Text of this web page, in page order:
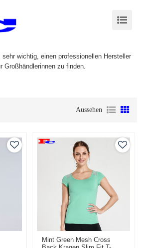
sehr wichtig, einen professionellen Hersteller
Großhändlerinnen zu finden.
Aussehen
Mint Green Mesh Cross